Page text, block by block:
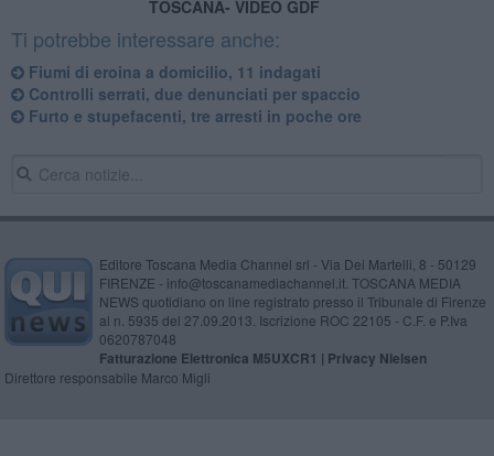
TOSCANA- VIDEO GDF
Ti potrebbe interessare anche:
Fiumi di eroina a domicilio, 11 indagati
Controlli serrati, due denunciati per spaccio
Furto e stupefacenti, tre arresti in poche ore
Editore Toscana Media Channel srl - Via Dei Martelli, 8 - 50129
FIRENZE - info@toscanamediachannel.it. TOSCANA MEDIA
NEWS quotidiano on line registrato presso il Tribunale di Firenze
al n. 5935 del 27.09.2013. Iscrizione ROC 22105 - C.F. e P.Iva
0620787048
Fatturazione Elettronica M5UXCR1 | Privacy Nielsen
Direttore responsabile Marco Migli